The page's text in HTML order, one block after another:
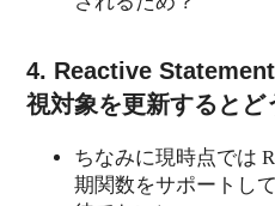
4. Reactive
視対象を更新するとど
ちなみに現時点では
期関数をサポートし